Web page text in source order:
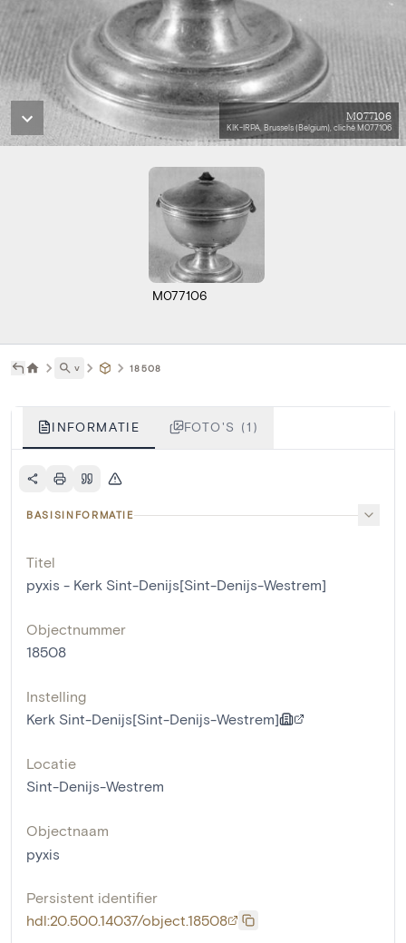
M077106
KIK-IRPA, Brussels (Belgium), cliché M077106
M077106
˅ 18508
INFORMATIE FOTO'S (1)
BASISINFORMATIE
Titel
pyxis - Kerk Sint-Denijs[Sint-Denijs-Westrem]
Objectnummer
18508
Instelling
Kerk Sint-Denijs[Sint-Denijs-Westrem]
Locatie
Sint-Denijs-Westrem
Objectnaam
pyxis
Persistent identifier
hdl:20.500.14037/object.18508